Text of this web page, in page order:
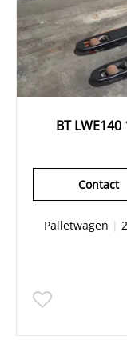
BT
Contact
Palletwagen |